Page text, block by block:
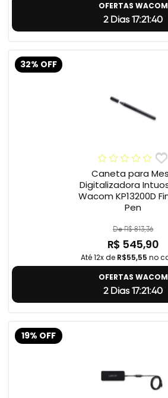
OFERTAS WACOM
2 Dias 17:21:39
32% OFF
Caneta para
Digitalizadora
Wacom KP13200D
Pen
De R$ 813,36
R$ 545,90
Até 12x de R$55,55 no
OFERTAS WACOM
2 Dias 17:21:39
19% OFF